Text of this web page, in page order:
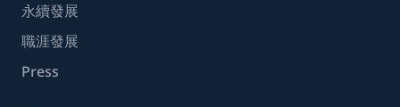
永續發展
職涯發展
Press